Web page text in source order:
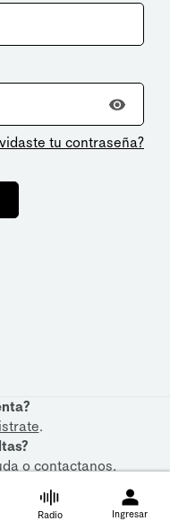
tu contraseña?
.
ocontactanos.
Radio Ingresar